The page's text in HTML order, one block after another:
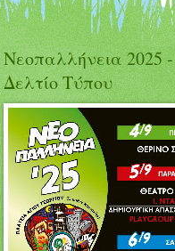
Νεοπαλλήνεια 2025 -
Δελτίο Τύπου